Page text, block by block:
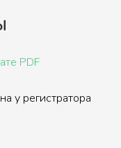
PDF
у регистратора